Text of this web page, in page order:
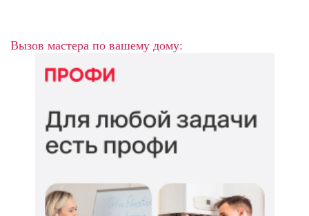
Вызов мастера по вашему дому: